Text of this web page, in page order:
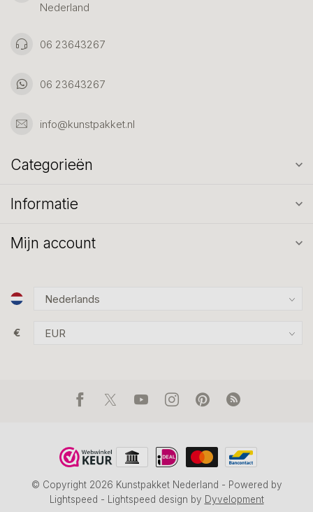
Nederland
06 23643267
06 23643267
info@kunstpakket.nl
Categorieën
Informatie
Mijn account
€
© Copyright 2026 Kunstpakket Nederland - Powered by
Lightspeed - Lightspeed design by Dyvelopment